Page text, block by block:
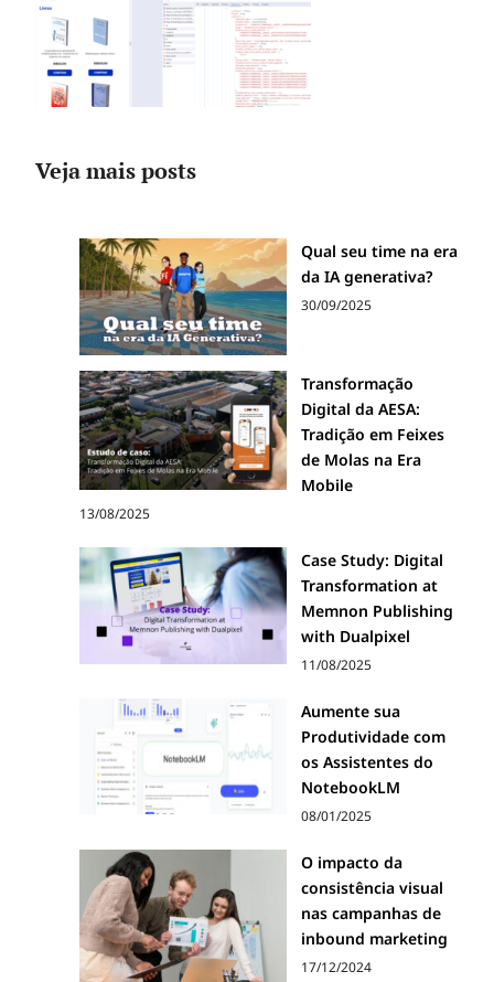
Veja mais posts
Qual seu time na era
da IA generativa?
30/09/2025
Transformação
Digital da AESA:
Tradição em Feixes
de Molas na Era
Mobile
13/08/2025
Case Study: Digital
Transformation at
Memnon Publishing
with Dualpixel
11/08/2025
Aumente sua
Produtividade com
os Assistentes do
NotebookLM
08/01/2025
O impacto da
consistência visual
nas campanhas de
inbound marketing
17/12/2024